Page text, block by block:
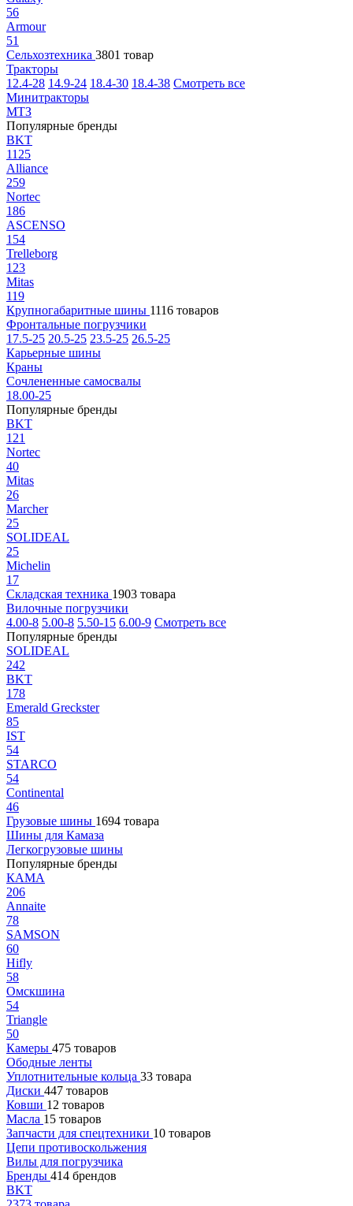
56
Armour
51
Сельхозтехника 3801 товар
Тракторы
12.4-28 14.9-24 18.4-30 18.4-38 Смотреть все
Минитракторы
МТЗ
Популярные бренды
BKT
1125
Alliance
259
Nortec
186
ASCENSO
154
Trelleborg
123
Mitas
119
Крупногабаритные шины 1116 товаров
Фронтальные погрузчики
17.5-25 20.5-25 23.5-25 26.5-25
Карьерные шины
Краны
Сочлененные самосвалы
18.00-25
Популярные бренды
BKT
121
Nortec
40
Mitas
26
Marcher
25
SOLIDEAL
25
Michelin
17
Складская техника 1903 товара
Вилочные погрузчики
4.00-8 5.00-8 5.50-15 6.00-9 Смотреть все
Популярные бренды
SOLIDEAL
242
BKT
178
Emerald Greckster
85
IST
54
STARCO
54
Continental
46
Грузовые шины 1694 товара
Шины для Камаза
Легкогрузовые шины
Популярные бренды
КАМА
206
Annaite
78
SAMSON
60
Hifly
58
Омскшина
54
Triangle
50
Камеры 475 товаров
Ободные ленты
Уплотнительные кольца 33 товара
Диски 447 товаров
Ковши 12 товаров
Масла 15 товаров
Запчасти для спецтехники 10 товаров
Цепи противоскольжения
Вилы для погрузчика
Бренды 414 брендов
BKT